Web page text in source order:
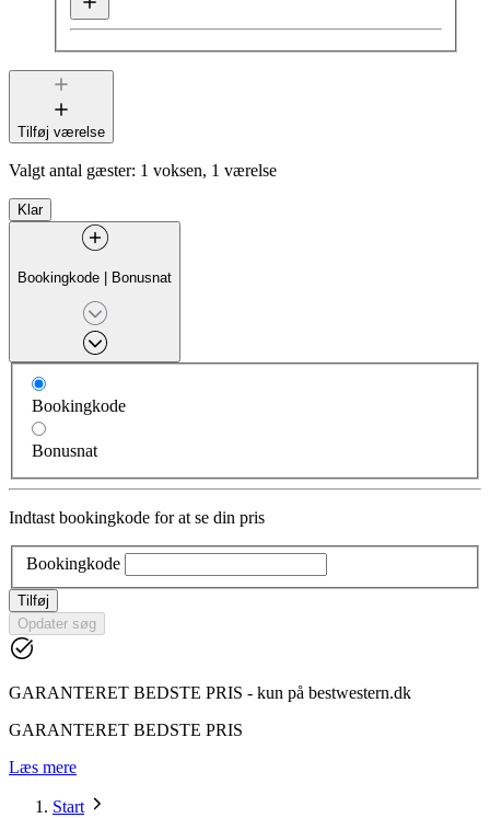
Tilføj værelse
Valgt antal gæster: 1 voksen, 1 værelse
Klar
Bookingkode | Bonusnat
Bookingkode
Bonusnat
Indtast bookingkode for at se din pris
Bookingkode
Tilføj
Opdater søg
GARANTERET BEDSTE PRIS - kun på bestwestern.dk
GARANTERET BEDSTE PRIS
Læs mere
Start